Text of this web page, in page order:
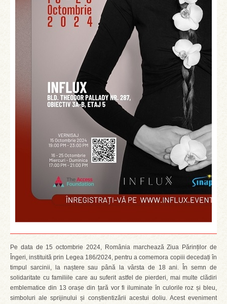
Pe data de 15 octombrie 2024, România marchează Ziua Părinților de
Îngeri, instituită prin Legea 186/2024, pentru a comemora copiii decedați în
timpul sarcinii, la naștere sau până la vârsta de 18 ani. În semn de
solidaritate cu familiile care au suferit astfel de pierderi, mai multe clădiri
emblematice din 13 orașe din țară vor fi iluminate în culorile roz și bleu,
simboluri ale sprijinului și conștientizării acestui doliu. Acest eveniment